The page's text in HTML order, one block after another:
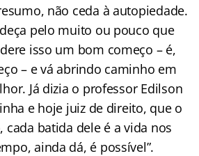
não ceda à autopiedade.
pelo muito ou pouco que
isso um bom começo – é,
– e vá abrindo caminho em
Já dizia o professor Edilson
e hoje juiz de direito, que o
cada batida dele é a vida nos
ainda dá, é possível”.